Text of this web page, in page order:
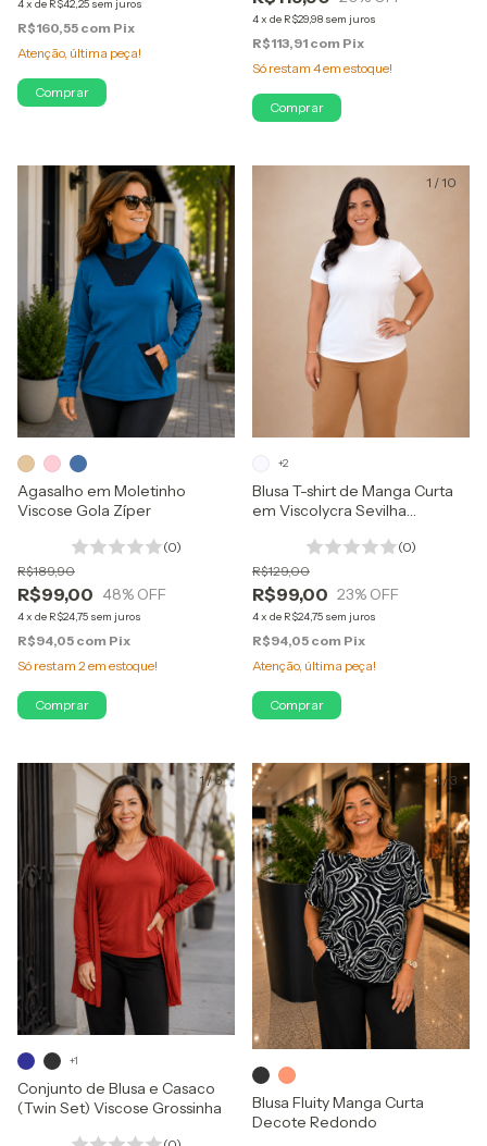
4x de R$42,25 sem juros
R$160,55 com Pix
Atenção, última peça!
Comprar
4x de R$29,98 sem juros
R$113,91 com Pix
Só restam 4em estoque!
Comprar
1/8
Agasalho em Moletinho
Viscose Gola Zíper
(0)
R$99,00
R$189,90
48% OFF
4x de R$24,75 sem juros
R$94,05 com Pix
Só restam 2 em estoque!
Comprar
1 /10
Blusa T-shirt de Manga Curta
em Viscolycra Sevilha
(0)
R$99,00
R$129,00
23% OFF
4x de R$24,75 sem juros
R$94,05 com Pix
Atenção, última peça!
+2
Comprar
1/6
Conjunto de Blusa e Casaco
(Twin Set) Viscose Grossinha
+1
1/3
Blusa Fluity Manga Curta
Decote Redondo